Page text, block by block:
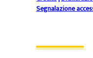
Segnalazione